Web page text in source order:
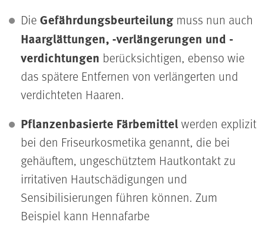
Die Gefährdungsbeurteilung muss nun auch
Haarglättungen, -verlängerungen und -
verdichtungen berücksichtigen, ebenso wie
das spätere Entfernen von verlängerten und
verdichteten Haaren.
Pflanzenbasierte Färbemittelwerden explizit
bei den Friseurkosmetika genannt, die bei
gehäuftem, ungeschütztem Hautkontakt zu
irritativen Hautschädigungen und
Sensibilisierungen führen können. Zum
Beispiel kann Hennafarbe